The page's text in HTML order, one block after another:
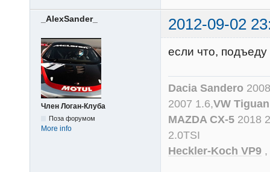
_AlexSander_ 2012-09-02
Член Логан-Клуба
Поза форумом
More info
если что,
Dacia Sandero
2007 1.6,VW
MAZDA CX-5 2018
2.0TSI
Heckler-Koch VP9 ,